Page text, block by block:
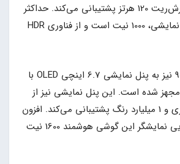
10 بیتی است و از رفرش‌ریت 120 هرتز پشتیبانی می‌کند. حداکثر
روشنایی در این پنل نمایشی، 1000 نیت است و از فناوری HDR
نسخه استاندارد آنر 90 نیز به پنل نمایشی 6.7 اینچی OLED با
وضوح 2664 در 1200 مجهز شده است. این پنل نمایشی نیز از
نرخ نوسازی 120 هرتزی و 1 میلیارد رنگ پشتیبانی می‌کند. افزون
بر این، حداکثر روشنایی نمایشگر این گوشی هوشمند 1600 نیت